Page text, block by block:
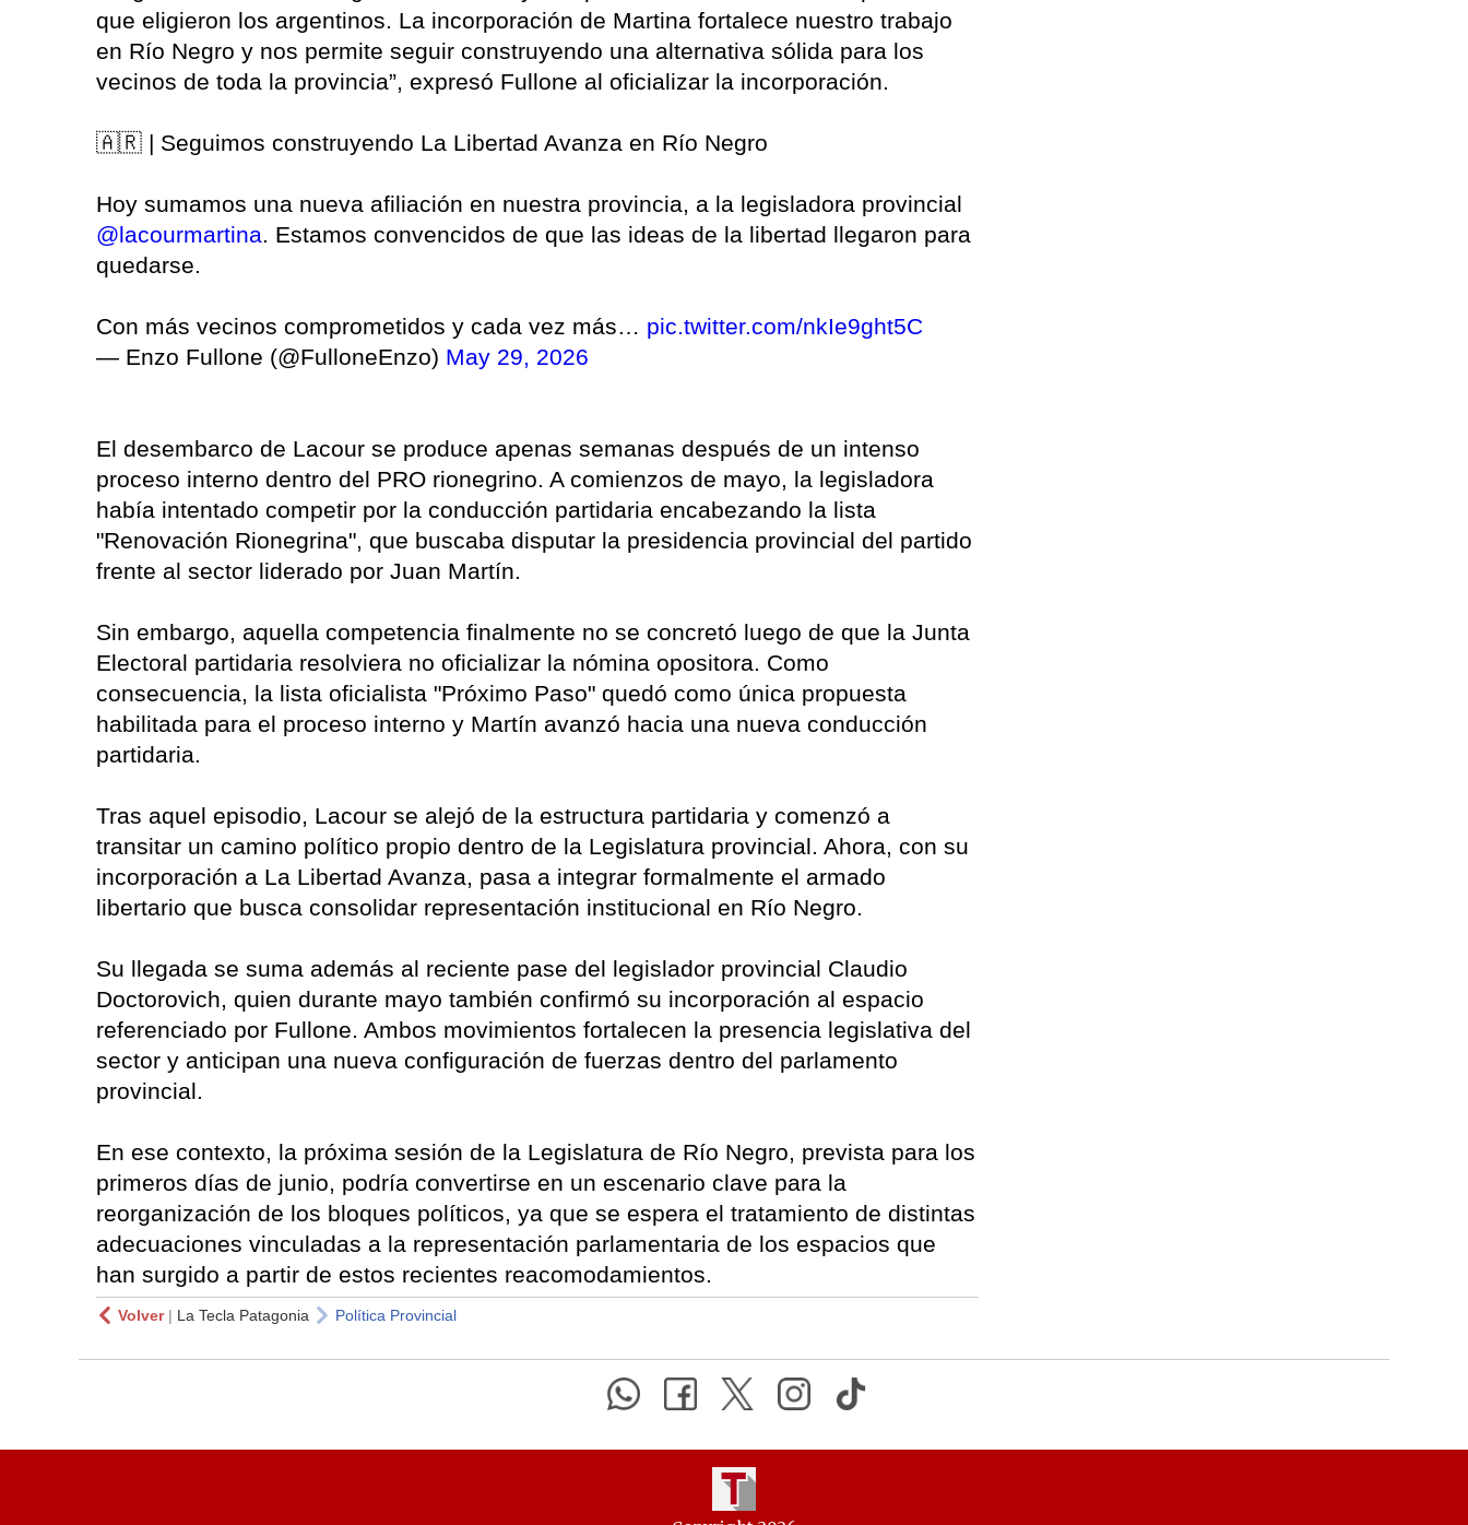
que eligieron los argentinos. La incorporación de Martina fortalece nuestro trabajo
en Río Negro y nos permite seguir construyendo una alternativa sólida para los
vecinos de toda la provincia”, expresó Fullone al oficializar la incorporación.
🇦🇷 | Seguimos construyendo La Libertad Avanza en Río Negro
Hoy sumamos una nueva afiliación en nuestra provincia, a la legisladora provincial
@lacourmartina. Estamos convencidos de que las ideas de la libertad llegaron para
quedarse.
Con más vecinos comprometidos y cada vez más… pic.twitter.com/nkIe9ght5C
— Enzo Fullone (@FulloneEnzo) May 29, 2026
El desembarco de Lacour se produce apenas semanas después de un intenso
proceso interno dentro del PRO rionegrino. A comienzos de mayo, la legisladora
había intentado competir por la conducción partidaria encabezando la lista
"Renovación Rionegrina", que buscaba disputar la presidencia provincial del partido
frente al sector liderado por Juan Martín.
Sin embargo, aquella competencia finalmente no se concretó luego de que la Junta
Electoral partidaria resolviera no oficializar la nómina opositora. Como
consecuencia, la lista oficialista "Próximo Paso" quedó como única propuesta
habilitada para el proceso interno y Martín avanzó hacia una nueva conducción
partidaria.
Tras aquel episodio, Lacour se alejó de la estructura partidaria y comenzó a
transitar un camino político propio dentro de la Legislatura provincial. Ahora, con su
incorporación a La Libertad Avanza, pasa a integrar formalmente el armado
libertario que busca consolidar representación institucional en Río Negro.
Su llegada se suma además al reciente pase del legislador provincial Claudio
Doctorovich, quien durante mayo también confirmó su incorporación al espacio
referenciado por Fullone. Ambos movimientos fortalecen la presencia legislativa del
sector y anticipan una nueva configuración de fuerzas dentro del parlamento
provincial.
En ese contexto, la próxima sesión de la Legislatura de Río Negro, prevista para los
primeros días de junio, podría convertirse en un escenario clave para la
reorganización de los bloques políticos, ya que se espera el tratamiento de distintas
adecuaciones vinculadas a la representación parlamentaria de los espacios que
han surgido a partir de estos recientes reacomodamientos.
Volver| La Tecla Patagonia Política Provincial